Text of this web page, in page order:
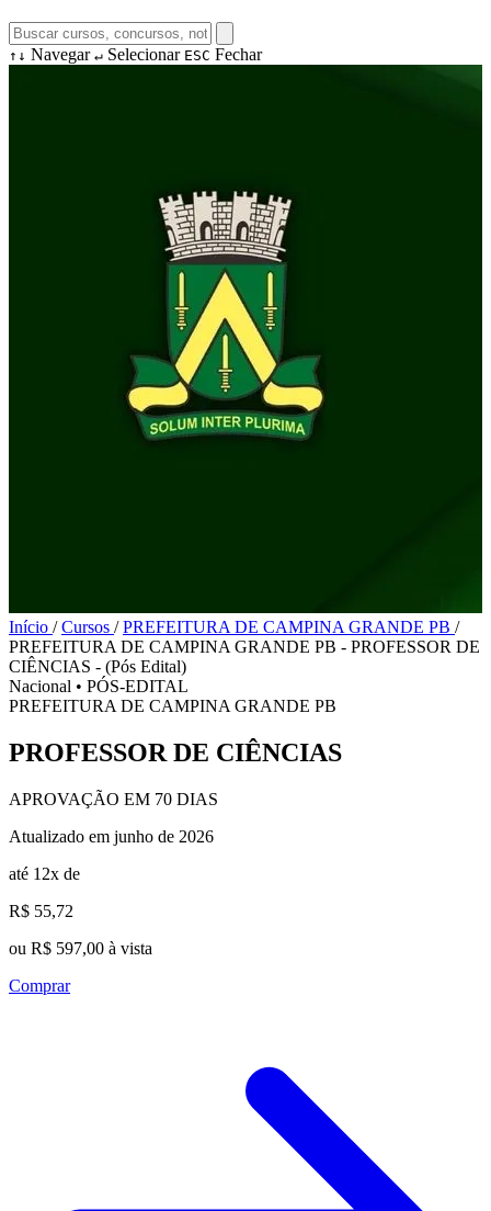
↑↓ Navegar ↵ Selecionar ESC Fechar
Início / Cursos / PREFEITURA DE CAMPINA GRANDE PB /
PREFEITURA DE CAMPINA GRANDE PB - PROFESSOR DE
CIÊNCIAS - (Pós Edital)
Nacional • PÓS-EDITAL
PREFEITURA DE CAMPINA GRANDE PB
PROFESSOR DE CIÊNCIAS
APROVAÇÃO EM 70 DIAS
Atualizado em junho de 2026
até 12x de
R$ 55,72
ou R$ 597,00 à vista
Comprar